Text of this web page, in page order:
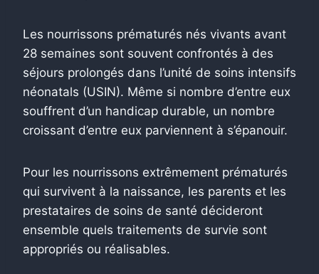
Les nourrissons prématurés nés vivants avant
28 semaines sont souvent confrontés à des
séjours prolongés dans l’unité de soins intensifs
néonatals (USIN). Même si nombre d’entre eux
souffrent d’un handicap durable, un nombre
croissant d’entre eux parviennent à s’épanouir.
Pour les nourrissons extrêmement prématurés
qui survivent à la naissance, les parents et les
prestataires de soins de santé décideront
ensemble quels traitements de survie sont
appropriés ou réalisables.